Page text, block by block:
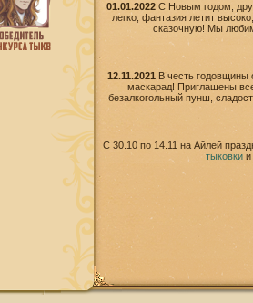
01.01.2022 С Новым годом,
легко, фантазия летит
сказочную! Мы
12.11.2021
В честь годовщины
маскарад! Приглашены
безалкогольный пунш,
С 30.10 по 14.11 на Айлей
тыковкии